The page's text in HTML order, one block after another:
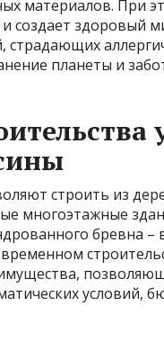
материалов. При
создает здоровый
страдающих
планеты и
строить из
многоэтажные
бревна
условий,